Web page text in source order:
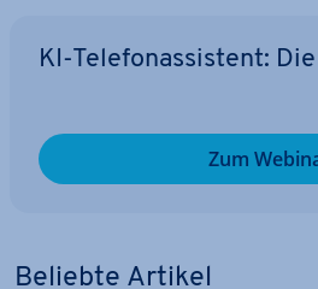
KI-Te­le­fon­as­sis­tent:
Zum
Beliebte Artikel